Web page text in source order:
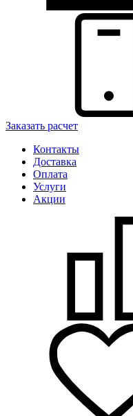
Заказать расчет
Контакты
Доставка
Оплата
Услуги
Акции